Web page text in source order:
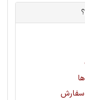
سفارش